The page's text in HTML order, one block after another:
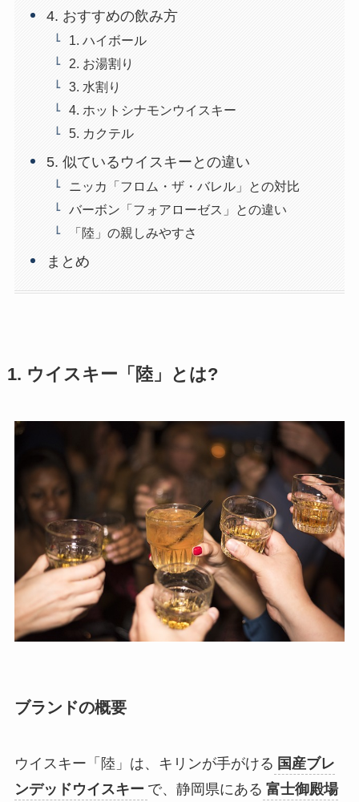
4. おすすめの飲み方
1. ハイボール
2. お湯割り
3. 水割り
4. ホットシナモンウイスキー
5. カクテル
5. 似ているウイスキーとの違い
ニッカ「フロム・ザ・バレル」との対比
バーボン「フォアローゼス」との違い
「陸」の親しみやすさ
まとめ
1. ウイスキー「陸」とは?
ブランドの概要
ウイスキー「陸」は、キリンが手がける 国産ブレ
ンデッドウイスキー で、静岡県にある 富士御殿場